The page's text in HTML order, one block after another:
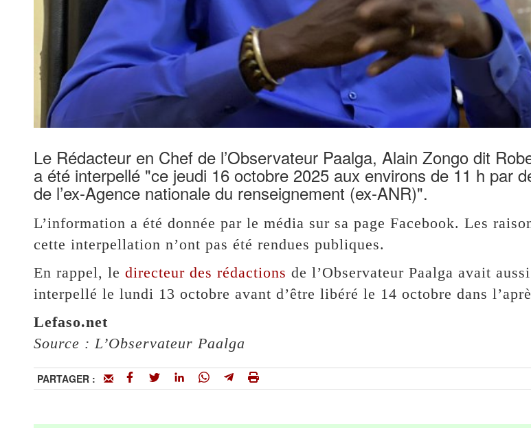
Le Rédacteur en Chef de l’Observateur Paalga, Alain Zongo dit
a été interpellé "ce jeudi 16 octobre 2025 aux environs de 11 h par
de l’ex-Agence nationale du renseignement (ex-ANR)".
L’information a été donnée par le média sur sa page Facebook. Les
cette interpellation n’ont pas été rendues publiques.
En rappel, le directeur des rédactions de l’Observateur Paalga avait
interpellé le lundi 13 octobre avant d’être libéré le 14 octobre dans
Lefaso.net
Source : L’Observateur Paalga
PARTAGER :